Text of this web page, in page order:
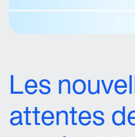
Les
attentes